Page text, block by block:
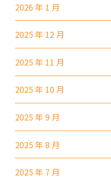
保姆車1
啟晴邨, 德
保姆車2
前往方法
港鐵
2026 年 1 月
2025 年 12 月
2025 年 11 月
2025 年 10 月
2025 年 9 月
2025 年 8 月
2025 年 7 月